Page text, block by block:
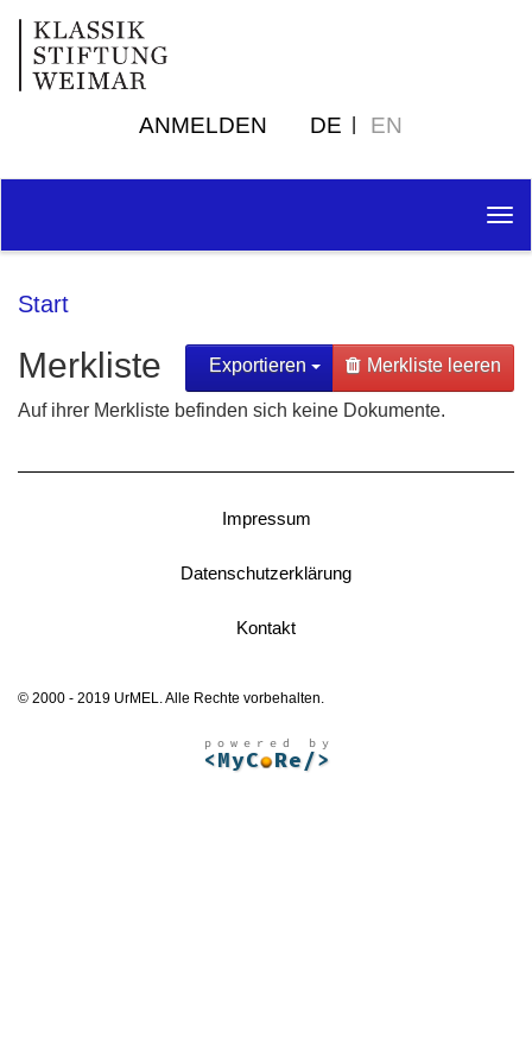
ANMELDEN DE EN
Start
Exportieren Merkliste leeren
Merkliste
Auf ihrer Merkliste befinden sich keine Dokumente.
Impressum
Datenschutzerklärung
Kontakt
© 2000 - 2019 UrMEL. Alle Rechte vorbehalten.